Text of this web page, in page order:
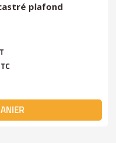
plafond